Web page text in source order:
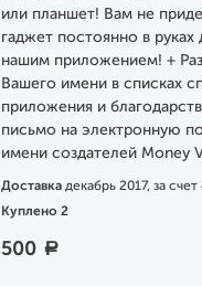
или планшет! Вам не
гаджет постоянно в руках
нашим приложением! +
Вашего имени в списках
приложения и
письмо на электронную
имени создателей Money
Доставка декабрь 2017, за
Куплено 2
500 a